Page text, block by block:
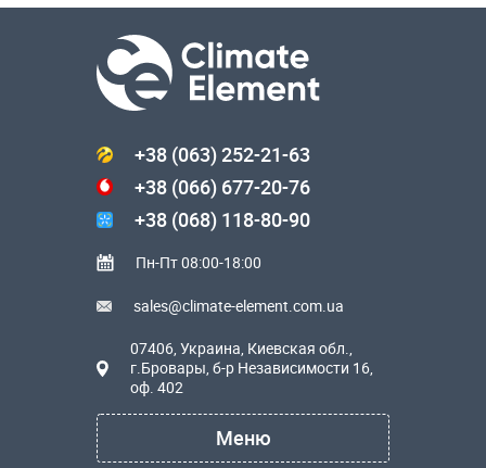
+38 (063) 252-21-63
+38 (066) 677-20-76
+38 (068) 118-80-90
Пн-Пт 08:00-18:00
sales@climate-element.com.ua
07406, Украина, Киевская обл.,
г.Бровары, б-р Независимости 16,
оф. 402
Меню